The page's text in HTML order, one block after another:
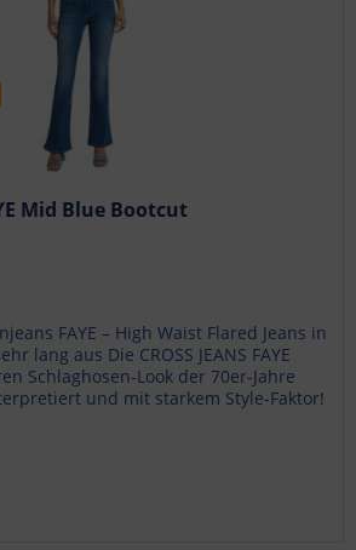
Mid Blue Bootcut
FAYE – High Waist Flared Jeans in
lang aus Die CROSS JEANS FAYE
Schlaghosen-Look der 70er-Jahre
und mit starkem Style-Faktor!